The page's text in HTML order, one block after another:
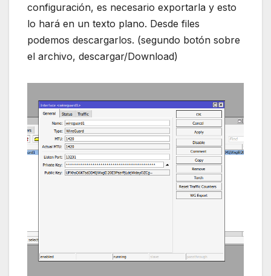
configuración, es necesario exportarla y esto
lo hará en un texto plano. Desde files
podemos descargarlos. (segundo botón sobre
el archivo, descargar/Download)